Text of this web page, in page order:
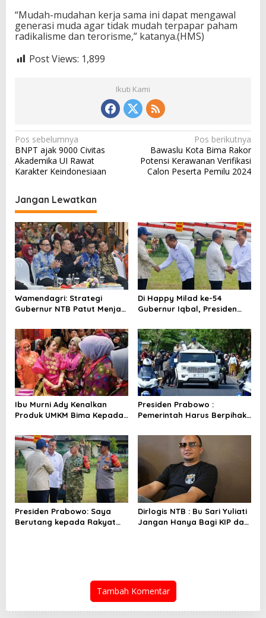
“Mudah-mudahan kerja sama ini dapat mengawal
generasi muda agar tidak mudah terpapar paham
radikalisme dan terorisme,” katanya.(HMS)
Post Views: 1,899
Ikuti Kami
N
a
v
g
a
s
i
p
o
s
Pos sebelumnya
BNPT ajak 9000 Civitas
Akademika UI Rawat
Karakter Keindonesiaan
Pos berikutnya
Bawaslu Kota Bima Rakor
Potensi Kerawanan Verifikasi
Calon Peserta Pemilu 2024
Jangan Lewatkan
Wamendagri: Strategi
Gubernur NTB Patut Menjadi
Indonesia
Di Happy Milad ke-54
Gubernur Iqbal, Presiden
Ibu Murni Ady Kenalkan
Produk UMKM Bima Kepada
Presiden Prabowo :
Pemerintah Harus Berpihak
Presiden Prabowo: Saya
Berutang kepada Rakyat
Dirlogis NTB : Bu Sari Yuliati
Jangan Hanya Bagi KIP dan
Tambah Komentar